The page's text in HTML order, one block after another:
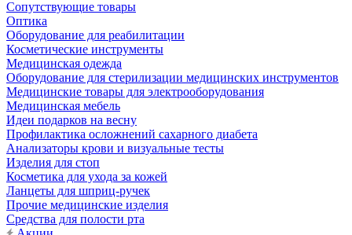
Сопутствующие товары
Оптика
Оборудование для реабилитации
Косметические инструменты
Медицинская одежда
Оборудование для стерилизации медицинских инструментов
Медицинские товары для электрооборудования
Медицинская мебель
Идеи подарков на весну
Профилактика осложнений сахарного диабета
Анализаторы крови и визуальные тесты
Изделия для стоп
Косметика для ухода за кожей
Ланцеты для шприц-ручек
Прочие медицинские изделия
Средства для полости рта